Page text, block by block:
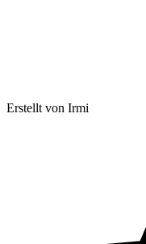
Erstellt von Irmi